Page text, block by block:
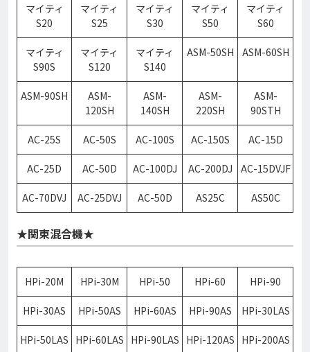
マイティ
S20
マイティ
S25
マイティ
S30
マイティ
S50
マイティ
S60
マイティ
S90S
マイティ
S120
マイティ
S140
ASM-50SH ASM-60SH
ASM-90SH
ASM-
120SH
ASM-
140SH
ASM-
220SH
ASM-
90STH
AC-25S AC-50S AC-100S AC-150S AC-15D
AC-25D AC-50D AC-100DJ AC-200DJ AC-15DVJF
AC-70DVJ AC-25DVJ AC-50D AS25C AS50C
★関東混合機★
HPi-20M HPi-30M HPi-50 HPi-60 HPi-90
HPi-30AS HPi-50AS HPi-60AS HPi-90AS HPi-30LAS
HPi-50LAS HPi-60LAS HPi-90LAS HPi-120AS HPi-200AS